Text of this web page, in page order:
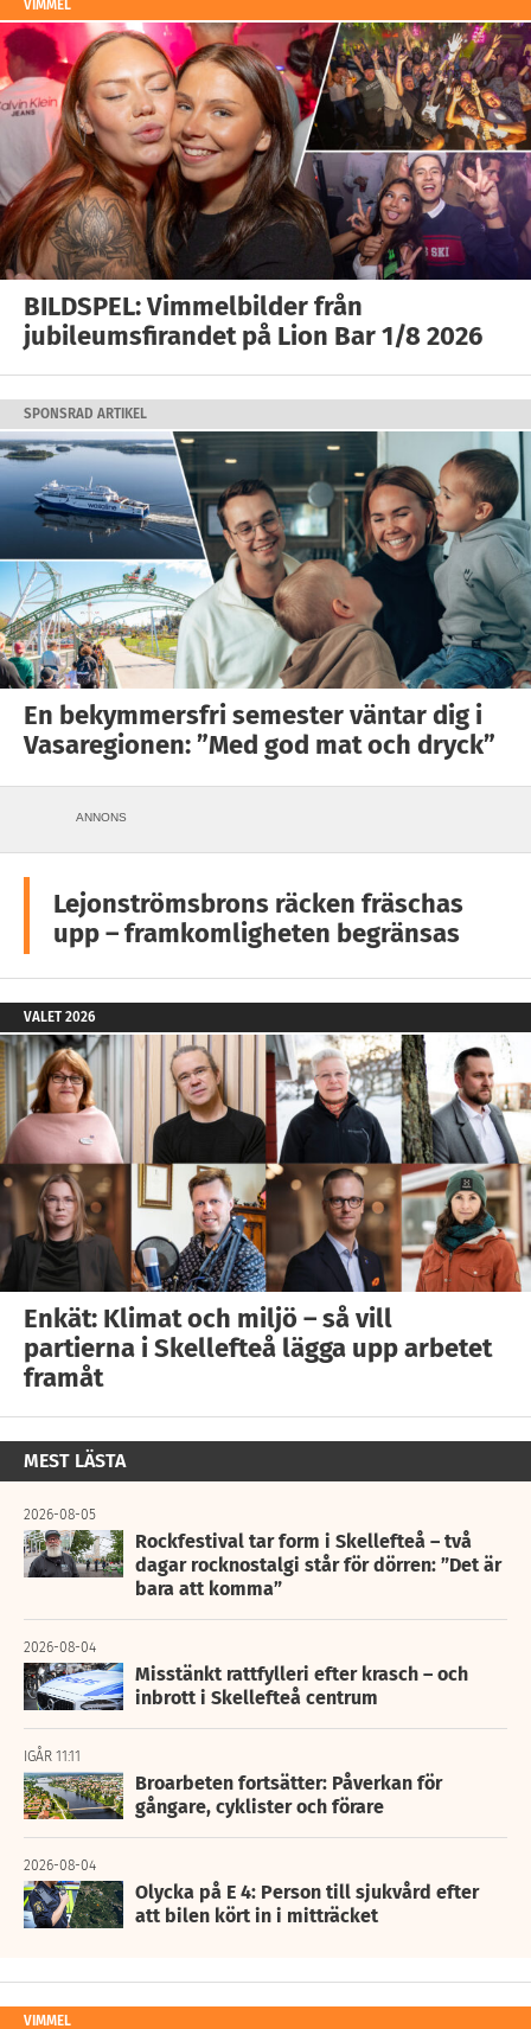
VIMMEL
BILDSPEL: Vimmelbilder från
jubileumsfirandet på Lion Bar 1/8 2026
SPONSRAD ARTIKEL
En bekymmersfri semester väntar dig i
Vasaregionen: ”Med god mat och dryck”
ANNONS
Lejonströmsbrons räcken fräschas
upp – framkomligheten begränsas
VALET 2026
Enkät: Klimat och miljö – så vill
partierna i Skellefteå lägga upp arbetet
framåt
MEST LÄSTA
2026-08-05
Rockfestival tar form i Skellefteå – två
dagar rocknostalgi står för dörren: ”Det är
bara att komma”
2026-08-04
Misstänkt rattfylleri efter krasch – och
inbrott i Skellefteå centrum
IGÅR 11:11
Broarbeten fortsätter: Påverkan för
gångare, cyklister och förare
2026-08-04
Olycka på E 4: Person till sjukvård efter
att bilen kört in i mitträcket
VIMMEL